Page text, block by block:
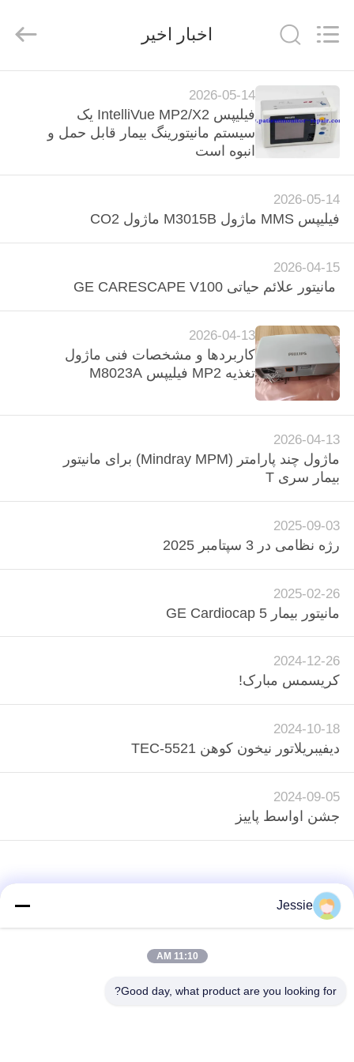
خونه
محصولات
درباره
ما
تور
کارخانه
کنترل
کیفیت
ما
تماس
بگیرید
درخواست
نقل قول
NEWS
نقشه
سایت
PRIVACY
POLICY
Equipment
Service
Rights
اخبار اخیر
2026-05-14
فیلیپس IntelliVue MP2/X2 یک
سیستم مانیتورینگ بیمار قابل حمل و
انبوه است
2026-05-14
فیلیپس MMS ماژول M3015B ماژول CO2
2026-04-15
مانیتور علائم حیاتی GE CARESCAPE V100
2026-04-13
کاربردها و مشخصات فنی ماژول
تغذیه MP2 فیلیپس M8023A
2026-04-13
ماژول چند پارامتر (Mindray MPM) برای مانیتور
بیمار سری T
2025-09-03
رژه نظامی در 3 سپتامبر 2025
2025-02-26
مانیتور بیمار GE Cardiocap 5
2024-12-26
کریسمس مبارک!
2024-10-18
ديفيبريلاتور نيخون کوهن TEC-5521
2024-09-05
جشن اواسط پاییز
Jessie
11:10 AM
Good day, what product are you looking for?